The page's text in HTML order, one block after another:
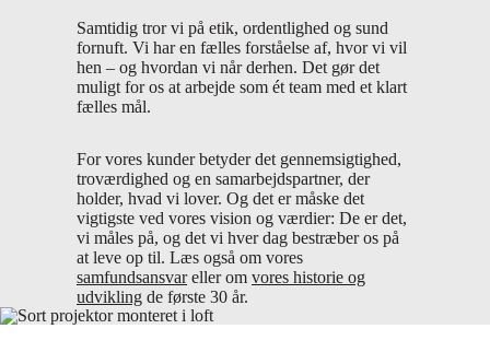
Samtidig tror vi på etik, ordentlighed og sund
fornuft. Vi har en fælles forståelse af, hvor vi vil
hen – og hvordan vi når derhen. Det gør det
muligt for os at arbejde som ét team med et klart
fælles mål.
For vores kunder betyder det gennemsigtighed,
troværdighed og en samarbejdspartner, der
holder, hvad vi lover. Og det er måske det
vigtigste ved vores vision og værdier: De er det,
vi måles på, og det vi hver dag bestræber os på
at leve op til. Læs også om vores
samfundsansvareller om vores historie og
udvikling de første 30 år.